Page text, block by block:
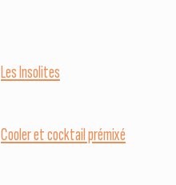
Les Insolites
Cooler et cocktail prémixé